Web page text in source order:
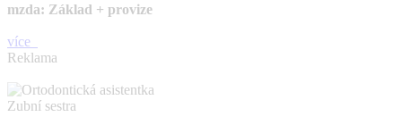
mzda: Základ + provize
více
Reklama
Zubní sestra